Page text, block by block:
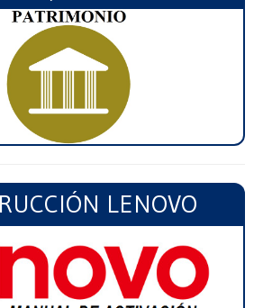
LENOVO